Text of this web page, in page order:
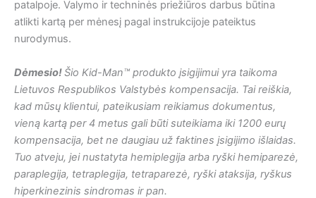
patalpoje. Valymo ir techninės priežiūros darbus būtina
atlikti kartą per mėnesį pagal instrukcijoje pateiktus
nurodymus.
Dėmesio!Šio Kid-Man™ produkto įsigijimui yra taikoma
Lietuvos Respublikos Valstybės kompensacija. Tai reiškia,
kad mūsų klientui, pateikusiam reikiamus dokumentus,
vieną kartą per 4 metus gali būti suteikiama iki 1200 eurų
kompensacija, bet ne daugiau už faktines įsigijimo išlaidas.
Tuo atveju, jei nustatyta hemiplegija arba ryški hemiparezė,
paraplegija, tetraplegija, tetraparezė, ryški ataksija, ryškus
hiperkinezinis sindromas ir pan.